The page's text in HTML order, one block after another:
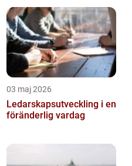
03 maj 2026
Ledarskapsutveckling i en
föränderlig vardag